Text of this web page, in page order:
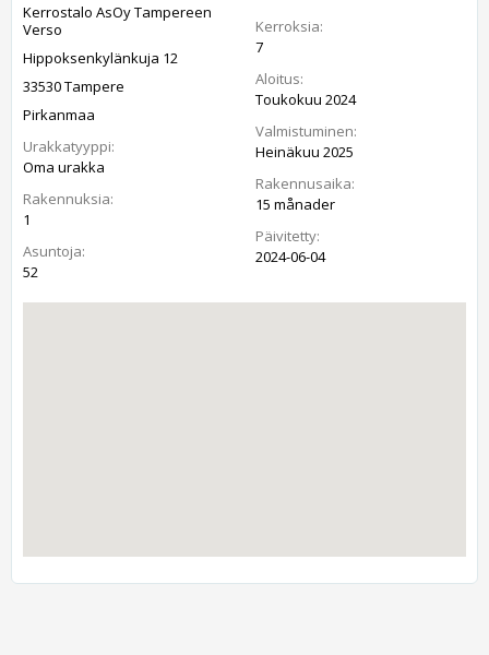
Kerrostalo AsOy Tampereen
Verso
Hippoksenkylänkuja 12
33530 Tampere
Pirkanmaa
Urakkatyyppi:
Oma urakka
Rakennuksia:
1
Asuntoja:
52
Kerroksia:
7
Aloitus:
Toukokuu 2024
Valmistuminen:
Heinäkuu 2025
Rakennusaika:
15 månader
Päivitetty:
2024-06-04